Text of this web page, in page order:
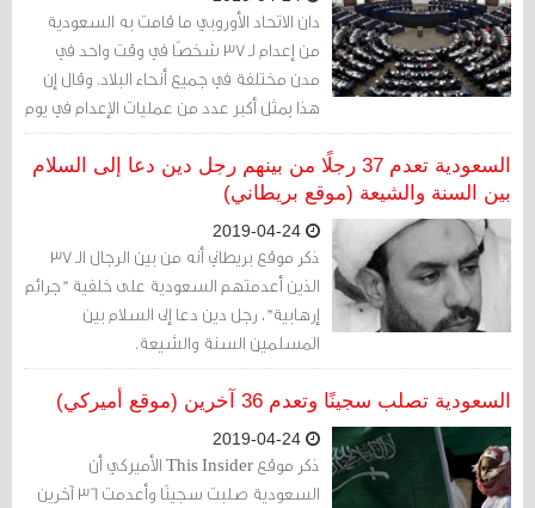
دان الاتحاد الأوروبي ما قامت به السعودية
من إعدام لـ 37 شخصًا في وقت واحد في
مدن مختلفة في جميع أنحاء البلاد. وقال إن
هذا يمثل أكبر عدد من عمليات الإعدام في يوم
واحد في المملكة العربية السعودية منذ
العام 2016".
السعودية تعدم 37 رجلًا من بينهم رجل دين دعا إلى السلام
بين السنة والشيعة (موقع بريطاني)
ذكر موقع بريطاني أنه من بين الرجال الـ 37
الذين أعدمتهم السعودية على خلفية "جرائم
إرهابية"، رجل دين دعا إلى السلام بين
المسلمين السنة والشيعة.
السعودية تصلب سجينًا وتعدم 36 آخرين (موقع أميركي)
ذكر موقع This Insider الأميركي أن
السعودية صلبت سجينًا وأعدمت 36 آخرين